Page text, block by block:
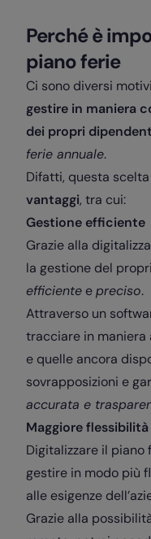
Perché è
piano ferie
Ci sono diversi
gestire in maniera
dei propri
ferie annuale.
Difatti, questa
vantaggi, tra cui:
Gestione efficiente
Grazie alla
la gestione del
efficiente epreciso.
Attraverso un
tracciare in maniera
e quelle ancora
sovrapposizioni e
accurata e
Maggiore flessibilità
Digitalizzare il
gestire in modo più
alle esigenze
Grazie alla